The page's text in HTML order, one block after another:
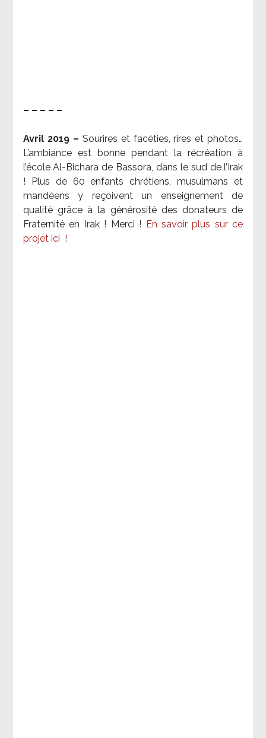
– – – – –
Avril 2019 – Sourires et facéties, rires et photos…
L’ambiance est bonne pendant la récréation à
l’école Al-Bichara de Bassora, dans le sud de l’Irak
! Plus de 60 enfants chrétiens, musulmans et
mandéens y reçoivent un enseignement de
qualité grâce à la générosité des donateurs de
Fraternité en Irak ! Merci !
En savoir plus sur ce
projet ici !